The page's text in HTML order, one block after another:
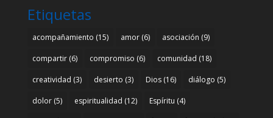
Etiquetas
acompañamiento (15) amor(6) asociación (9)
compartir(6) compromiso (6) comunidad (18)
creatividad (3) desierto (3) Dios(16) diálogo (5)
dolor(5) espiritualidad (12) Espíritu (4)